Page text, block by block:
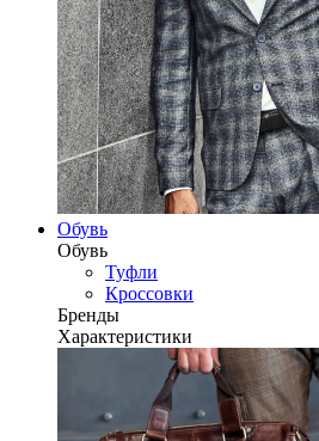
Обувь
Обувь
Туфли
Кроссовки
Бренды
Характеристики